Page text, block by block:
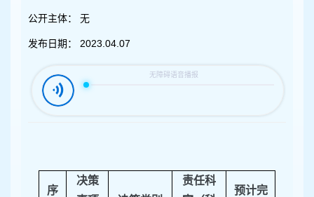
公开主体： 无
发布日期： 2023.04.07
序
决策
责任科
预计完